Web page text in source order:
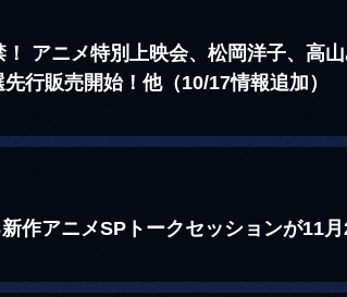
アニメ特別上映会、松岡洋子、高
行販売開始！他（10/17情報追加）
作アニメSPトークセッションが11月